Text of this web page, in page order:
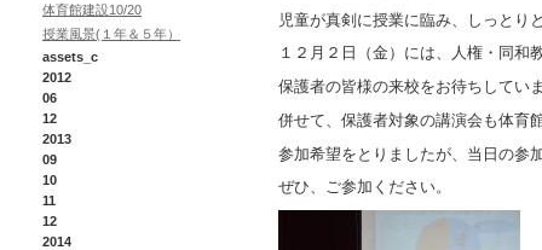
児童が真剣に授業に臨み、しっとり
１２月２日（金）には、人権・同和
保護者の皆様の来校をお待ちしてい
併せて、保護者対象の講演会も体育
参加希望をとりましたが、当日の参
ぜひ、ご参加ください。
体育館建設10/20
授業風景(１年＆５年）
assets_c
2012
06
12
2013
09
10
11
12
2014